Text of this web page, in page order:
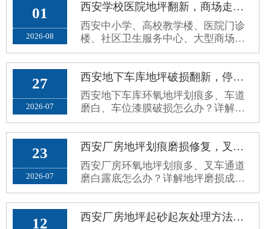
01
2026-08
西安学校医院地坪翻新，商场走廊公共区域环保防滑环氧地坪施工方案
西安中小学、高校教学楼、医院门诊
楼、社区卫生服务中心、大型商场超
市、写字楼公共走廊，属于高人流、
高频走动、全天候开放的公共区域。
原有普通水泥地面、老旧地砖、普通
环氧地面，使用久了容易出现地面起
砂起灰、划痕发黑、空鼓脱落、地面
打滑、污渍渗透、接缝藏污、颜色老
和厂···
27
2026-07
西安地下车库地坪破损翻新，停车场环氧地面车轮划痕、起灰病害处理方案
西安地下车库环氧地坪划痕多、车道
磨白、车位漆膜破损怎么办？详解停
车场地坪病害成因、修补误区与分区
耐磨翻新施工方案。
23
2026-07
西安厂房地坪划痕磨损修复，叉车通道环氧地面磨白露底翻新方案
西安厂房环氧地坪划痕多、叉车通道
磨白露底怎么办？详解地坪磨损成
因、修复误区与标准化耐磨翻新方
案，长效解决地面老旧斑驳问题。
12 西安厂房地坪起砂起灰处理方法，新老混凝土地面返砂固化方案